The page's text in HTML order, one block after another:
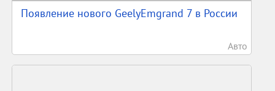
Появление нового GeelyEmgrand 7 в России
Авто